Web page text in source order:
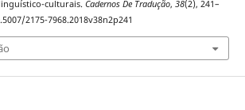
culturais. Cadernos De Tradução, 38(2), 241–
2175-7968.2018v38n2p241